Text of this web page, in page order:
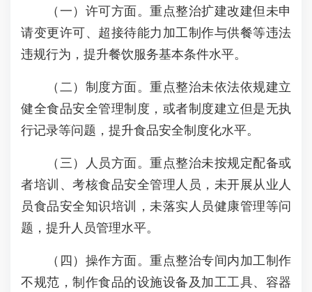
（一）许可方面。重点整治扩建改建但未申
请变更许可、超接待能力加工制作与供餐等违法
违规行为，提升餐饮服务基本条件水平。
（二）制度方面。重点整治未依法依规建立
健全食品安全管理制度，或者制度建立但是无执
行记录等问题，提升食品安全制度化水平。
（三）人员方面。重点整治未按规定配备或
者培训、考核食品安全管理人员，未开展从业人
员食品安全知识培训，未落实人员健康管理等问
题，提升人员管理水平。
（四）操作方面。重点整治专间内加工制作
不规范，制作食品的设施设备及加工工具、容器